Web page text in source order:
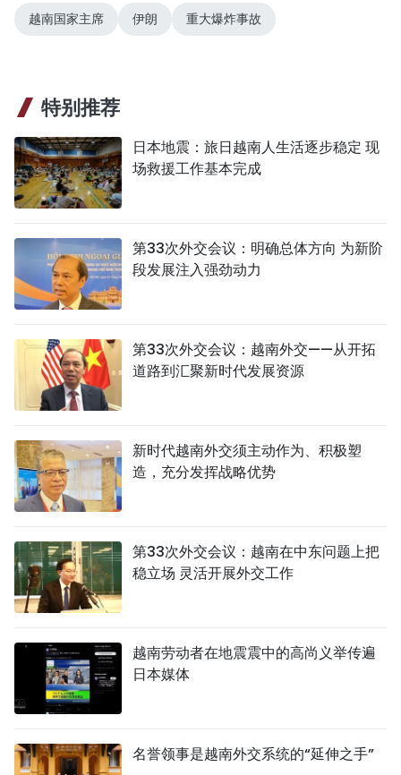
РУССКИЙ
越南国家主席 伊朗 重大爆炸事故
特别推荐
日本地震：旅日越南人生活逐步稳定 现
场救援工作基本完成
第33次外交会议：明确总体方向 为新阶
段发展注入强劲动力
第33次外交会议：越南外交——从开拓
道路到汇聚新时代发展资源
新时代越南外交须主动作为、积极塑
造，充分发挥战略优势
第33次外交会议：越南在中东问题上把
稳立场 灵活开展外交工作
越南劳动者在地震震中的高尚义举传遍
日本媒体
名誉领事是越南外交系统的“延伸之手”